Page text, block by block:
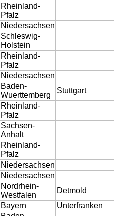
Rheinland-
Pfalz
Niedersachsen
Schleswig-
Holstein
Rheinland-
Pfalz
Niedersachsen
Baden-
Wuerttemberg
Stuttgart
Rheinland-
Pfalz
Sachsen-
Anhalt
Rheinland-
Pfalz
Niedersachsen
Niedersachsen
Nordrhein-
Westfalen
Detmold
Bayern
Unterfranken